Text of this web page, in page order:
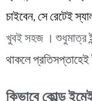
চাইবেন, সে রেটেই
খুবই সহজ । শুধুমাত্র
থাকলে প্রতিসপ্তাহেই
কিভাবে কোল্ড